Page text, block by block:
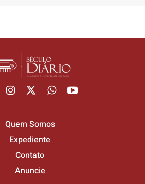
Quem Somos
Expediente
Contato
Anuncie